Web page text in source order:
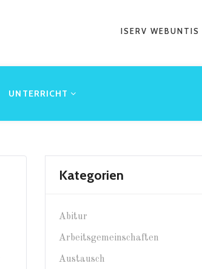
ISERV WEBUNTIS
UNTERRICHT
Kategorien
Abitur
Arbeitsgemeinschaften
Austausch